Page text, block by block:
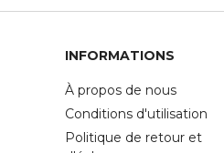
INFORMATIONS
À propos de nous
Conditions d'utilisation
Politique de retour et